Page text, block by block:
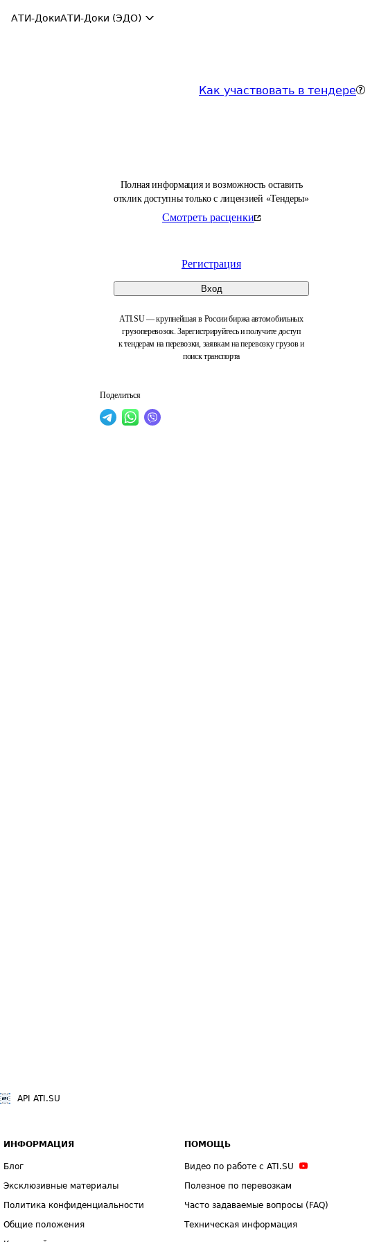
АТИ-ДокиАТИ-Доки (ЭДО)
Как участвовать в тендере
Полная информация и возможность оставить
отклик доступны только с лицензией «Тендеры»
Смотреть расценки
Регистрация
Вход
ATI.SU — крупнейшая в России биржа автомобильных
грузоперевозок. Зарегистрируйтесь и получите доступ
к тендерам на перевозки, заявкам на перевозку грузов и
поиск транспорта
Поделиться
API ATI.SU
ИНФОРМАЦИЯ
Блог
Эксклюзивные материалы
Политика конфиденциальности
Общие положения
ПОМОЩЬ
Видео по работе с ATI.SU
Полезное по перевозкам
Часто задаваемые вопросы (FAQ)
Техническая информация